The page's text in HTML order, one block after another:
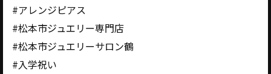
#アレンジピアス
#松本市ジュエリー専門店
#松本市ジュエリーサロン鶴
#入学祝い